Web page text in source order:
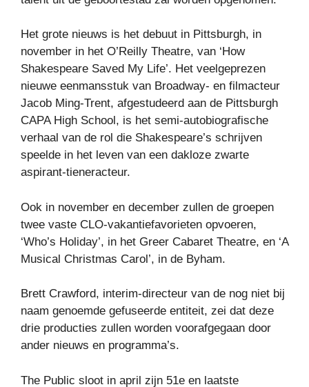
Het grote nieuws is het debuut in Pittsburgh, in
november in het O’Reilly Theatre, van ‘How
Shakespeare Saved My Life’. Het veelgeprezen
nieuwe eenmansstuk van Broadway- en filmacteur
Jacob Ming-Trent, afgestudeerd aan de Pittsburgh
CAPA High School, is het semi-autobiografische
verhaal van de rol die Shakespeare’s schrijven
speelde in het leven van een dakloze zwarte
aspirant-tieneracteur.
Ook in november en december zullen de groepen
twee vaste CLO-vakantiefavorieten opvoeren,
‘Who’s Holiday’, in het Greer Cabaret Theatre, en ‘A
Musical Christmas Carol’, in de Byham.
Brett Crawford, interim-directeur van de nog niet bij
naam genoemde gefuseerde entiteit, zei dat deze
drie producties zullen worden voorafgegaan door
ander nieuws en programma’s.
The Public sloot in april zijn 51e en laatste